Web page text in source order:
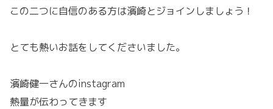
この二つに自信のある方は濱崎とジョインしましょう！
とても熱いお話をしてくださいました。
濱崎健一さんのinstagram
熱量が伝わってきます